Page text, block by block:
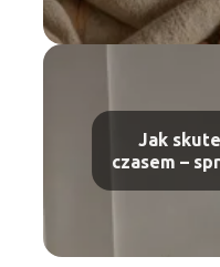
Jak
czasem –